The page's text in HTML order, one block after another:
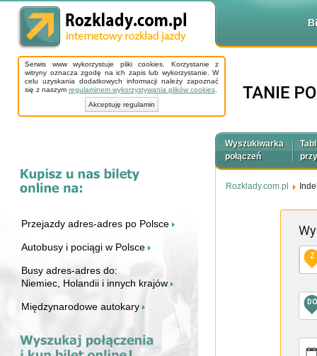
Serwis www wykorzystuje pliki cookies. Korzystanie z
witryny oznacza zgodę na ich zapis lub wykorzystanie. W
celu uzyskania dodatkowych informacji należy zapoznać
się z naszym regulaminem wykorzystywania plików cookies
Akceptuję regulamin
Przejazdy adres-adres po Polsce
Autobusy i pociągi w Polsce
Busy adres-adres do:
Niemiec, Holandii i innych krajów
Międzynarodowe autokary
Wyszukiwarka
połączeń
Rozklady.com.pl
Z
DO